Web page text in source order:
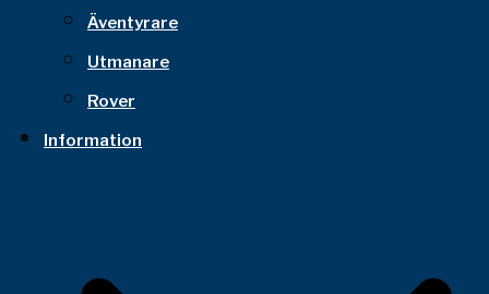
Äventyrare
Utmanare
Rover
Information